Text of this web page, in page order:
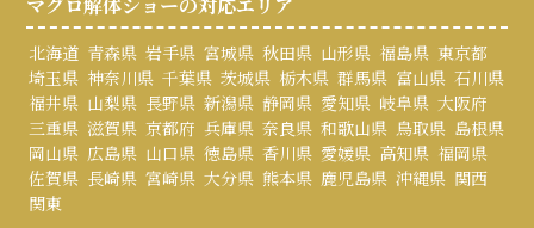
マグロ解体ショーの対応エリア
北海道 青森県 岩手県 宮城県 秋田県 山形県 福島県 東京都
埼玉県 神奈川県 千葉県 茨城県 栃木県 群馬県 富山県 石川県
福井県 山梨県 長野県 新潟県 静岡県 愛知県 岐阜県 大阪府
三重県 滋賀県 京都府 兵庫県 奈良県 和歌山県 鳥取県 島根県
岡山県 広島県 山口県 徳島県 香川県 愛媛県 高知県 福岡県
佐賀県 長崎県 宮崎県 大分県 熊本県 鹿児島県 沖縄県 関西
関東